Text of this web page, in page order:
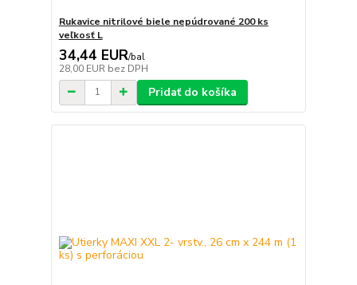
Rukavice nitrilové biele nepúdrované 200 ks
veľkosť L
34,44 EUR/bal
28,00 EUR bez DPH
Pridať do košíka